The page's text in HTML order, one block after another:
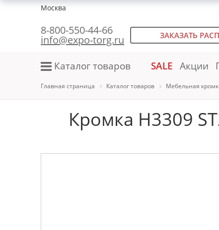
Москва
8-800-550-44-66
info@expo-torg.ru ЗАКАЗАТЬ
Каталог товаров SALE Акции
Главная страница Каталог товаров Мебельная
Кромка H3309